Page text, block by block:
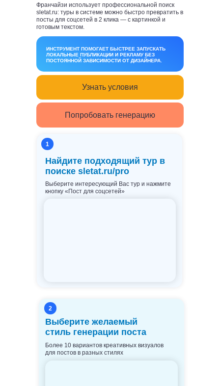
Узнать условия
Попробовать генерацию
Франчайзи использует профессиональной поиск
sletat.ru: туры в системе можно быстро превратить в
посты для соцсетей в 2 клика — с картинкой и
готовым текстом.
Найдите подходящий тур в
поиске sletat.ru/pro
Выберите интересующий Вас тур и нажмите
кнопку «Пост для соцсетей»
1
Выберите желаемый
стиль генерации поста
Более 10 вариантов креативных визуалов
для постов в разных стилях
2
ИНСТРУМЕНТ ПОМОГАЕТ БЫСТРЕЕ ЗАПУСКАТЬ
ЛОКАЛЬНЫЕ ПУБЛИКАЦИИ И РЕКЛАМУ БЕЗ
ПОСТОЯННОЙ ЗАВИСИМОСТИ ОТ ДИЗАЙНЕРА.